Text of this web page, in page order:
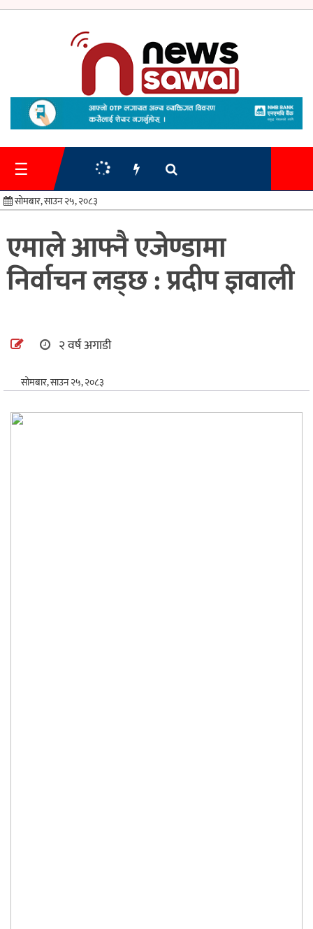
गृहपृष्ठ
समाचार
प्रशासन
स्वास्थ्य/
शिक्षा
☰
सोमबार, साउन २५, २०८३
एमाले आफ्नै एजेण्डामा
निर्वाचन लड्छ : प्रदीप ज्ञवाली
२ वर्ष अगाडी
सोमबार, साउन २५, २०८३